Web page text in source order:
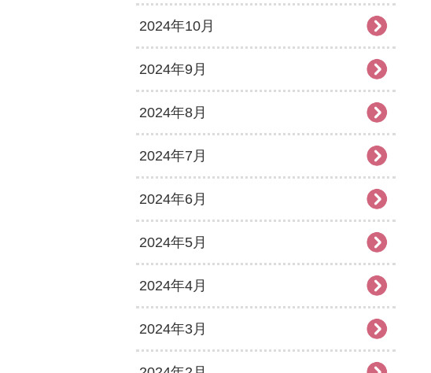
2024年10月
2024年9月
2024年8月
2024年7月
2024年6月
2024年5月
2024年4月
2024年3月